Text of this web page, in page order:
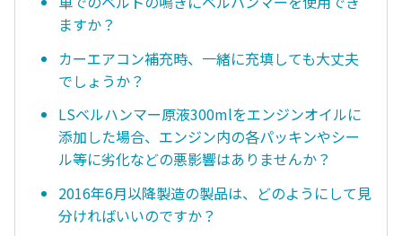
ますか？
カーエアコン補充時、一緒に充填しても大丈夫
でしょうか？
LSベルハンマー原液300mlをエンジンオイルに
添加した場合、エンジン内の各パッキンやシー
ル等に劣化などの悪影響はありませんか？
2016年6月以降製造の製品は、どのようにして見
分ければいいのですか？